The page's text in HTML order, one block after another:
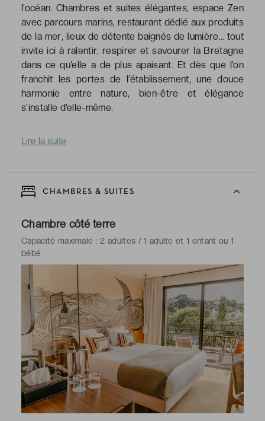
l’océan. Chambres et suites élégantes, espace Zen
avec parcours marins, restaurant dédié aux produits
de la mer, lieux de détente baignés de lumière… tout
invite ici à ralentir, respirer et savourer la Bretagne
dans ce qu’elle a de plus apaisant. Et dès que l’on
franchit les portes de l’établissement, une douce
harmonie entre nature, bien-être et élégance
s’installe d’elle-même.
Lire la suite
CHAMBRES & SUITES
Chambre côté terre
Capacité maximale : 2 adultes / 1 adulte et 1 enfant ou 1
bébé